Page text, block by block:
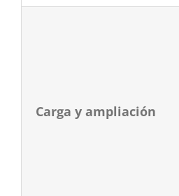
Carga y ampliación